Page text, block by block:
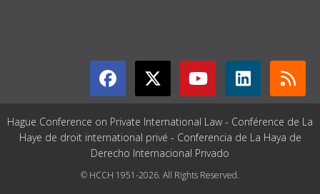
Hague Conference on Private International Law - Conférence de La
Haye de droit international privé - Conferencia de La Haya de
Derecho Internacional Privado
© HCCH 1951-2026. All Rights Reserved.